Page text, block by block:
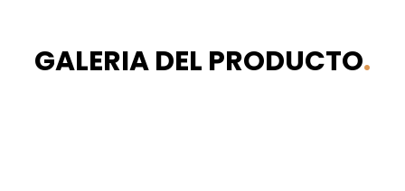
GALERIA DEL PRODUCTO.